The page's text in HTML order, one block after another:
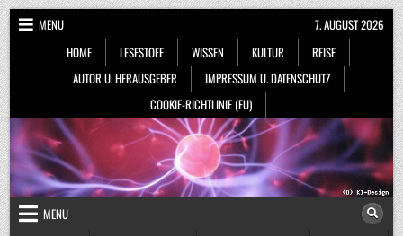
Skip
to
content
MENU
HOME
LESESTOFF WISSEN KULTUR
REISE
AUTOR U. HERAUSGEBER
IMPRESSUM U. DATENSCHUTZ
COOKIE-RICHTLINIE (EU)
7. AUGUST 2026
MENU